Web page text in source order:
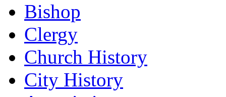
Bishop
Clergy
Church History
City History